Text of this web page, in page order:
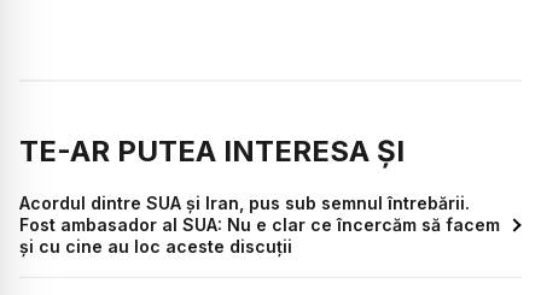
TE-AR PUTEA INTERESA ȘI
Acordul dintre SUA și Iran, pus sub semnul întrebării.
Fost ambasador al SUA: Nu e clar ce încercăm să facem
și cu cine au loc aceste discuții